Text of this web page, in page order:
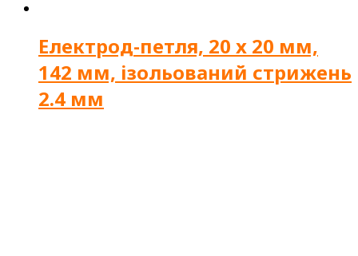
Електрод-петля, 20 x 20 мм,
142 мм, ізольований стрижень
2.4 мм